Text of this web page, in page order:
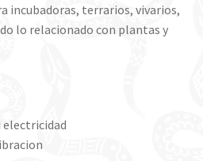
incubadoras, terrarios, vivarios,
lo relacionado con plantas y
electricidad